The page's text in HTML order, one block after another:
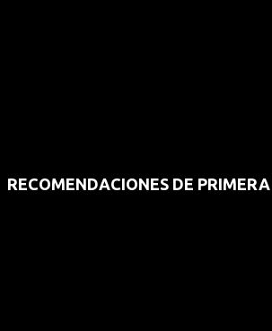
RECOMENDACIONES DE